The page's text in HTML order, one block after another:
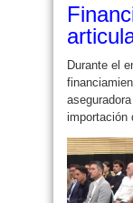
Durante el
importación